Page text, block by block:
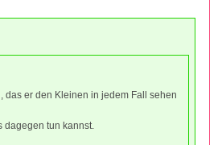
das er den Kleinen in jedem Fall sehen
dagegen tun kannst.